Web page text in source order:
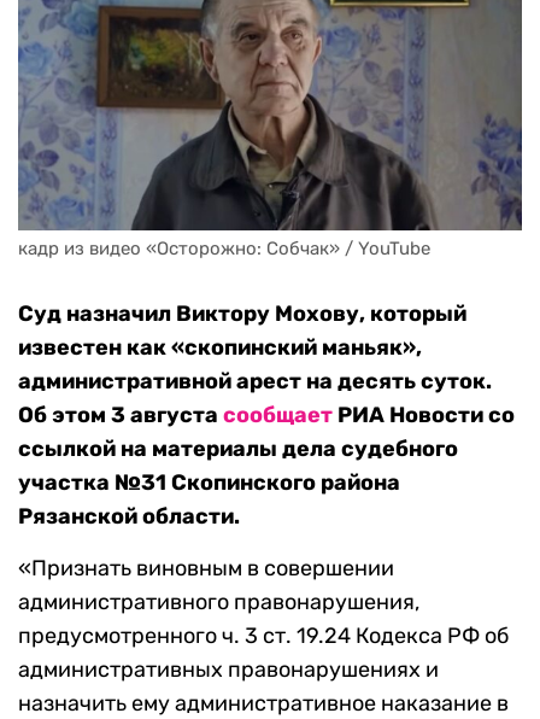
кадр из видео «Осторожно: Собчак» / YouTube
Суд назначил Виктору Мохову, который
известен как «скопинский маньяк»,
административной арест на десять суток.
Об этом 3 августа сообщает РИА Новости со
ссылкой на материалы дела судебного
участка №31 Скопинского района
Рязанской области.
«Признать виновным в совершении
административного правонарушения,
предусмотренного ч. 3 ст. 19.24 Кодекса РФ об
административных правонарушениях и
назначить ему административное наказание в